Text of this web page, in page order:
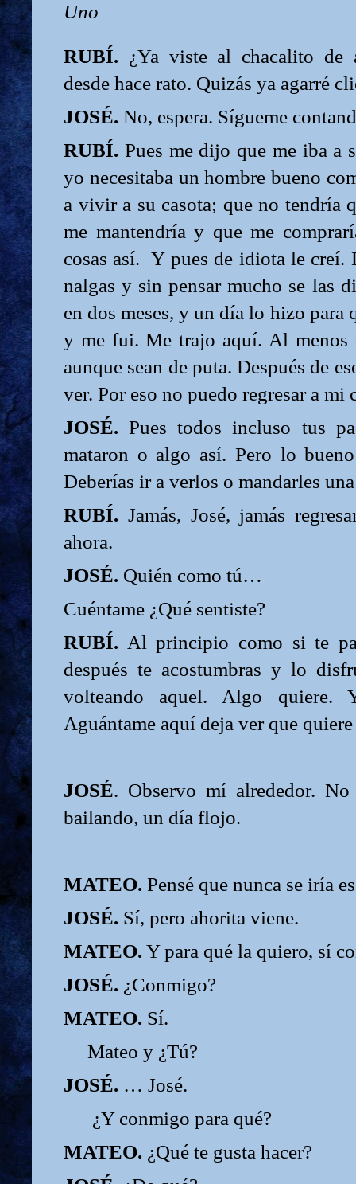
Uno
RUBÍ. ¿Ya viste al chacalito de
desde hace rato. Quizás ya agarré
JOSÉ. No, espera. Sígueme
RUBÍ. Pues me dijo que me iba a
yo necesitaba un hombre bueno
a vivir a su casota; que no tendría
me mantendría y que me
cosas así. Y pues de idiota le creí.
nalgas y sin pensar mucho se las
en dos meses, y un día lo hizo
y me fui. Me trajo aquí. Al menos
aunque sean de puta. Después de
ver. Por eso no puedo regresar a mi
JOSÉ. Pues todos incluso tus
mataron o algo así. Pero lo
Deberías ir a verlos o mandarles
RUBÍ. Jamás, José, jamás
ahora.
JOSÉ. Quién como tú…
Cuéntame ¿Qué sentiste?
RUBÍ. Al principio como si te
después te acostumbras y lo
volteando aquel. Algo quiere.
Aguántame aquí deja ver que
JOSÉ. Observo mí alrededor. No
bailando, un día flojo.
MATEO. Pensé que nunca se iría
JOSÉ. Sí, pero ahorita viene.
MATEO. Y para qué la quiero, sí
JOSÉ. ¿Conmigo?
MATEO. Sí.
Mateo y ¿Tú?
JOSÉ. … José.
¿Y conmigo para qué?
MATEO. ¿Qué te gusta hacer?